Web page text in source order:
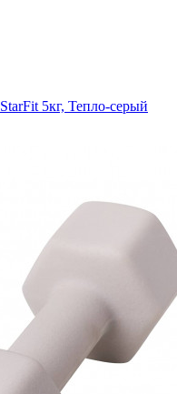
5кг, Тепло-серый